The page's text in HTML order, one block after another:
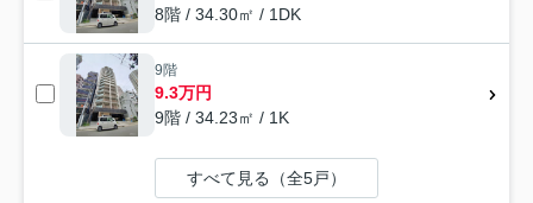
8階 / 34.30㎡ / 1DK
9階
9.3万円
9階 / 34.23㎡ / 1K
すべて見る（全5戸）